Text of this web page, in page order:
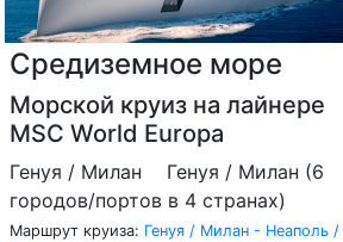
Средиземное море
Морской круиз на лайнере
MSC World Europa
Генуя / Милан
Генуя / Милан (6
городов/портов в 4 странах)
Маршрут круиза: Генуя / Милан - Неаполь /